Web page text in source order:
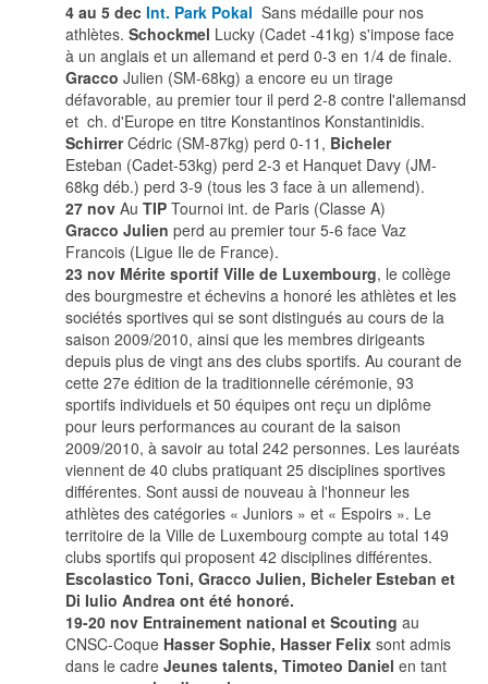
4 au 5 dec Int. Park Pokal Sans médaille pour nos
athlètes. Schockmel Lucky (Cadet -41kg) s'impose face
à un anglais et un allemand et perd 0-3 en 1/4 de finale.
Gracco Julien (SM-68kg) a encore eu un tirage
défavorable, au premier tour il perd 2-8 contre l'allemansd
et ch. d'Europe en titre Konstantinos Konstantinidis.
SchirrerCédric (SM-87kg) perd 0-11, Bicheler
Esteban (Cadet-53kg) perd 2-3 et Hanquet Davy (JM-
68kg déb.) perd 3-9 (tous les 3 face à un allemend).
27 nov Au TIP Tournoi int. de Paris (Classe A)
Gracco Julien perd au premier tour 5-6 face Vaz
Francois (Ligue Ile de France).
23 nov Mérite sportif Ville de Luxembourg, le collège
des bourgmestre et échevins a honoré les athlètes et les
sociétés sportives qui se sont distingués au cours de la
saison 2009/2010, ainsi que les membres dirigeants
depuis plus de vingt ans des clubs sportifs. Au courant de
cette 27e édition de la traditionnelle cérémonie, 93
sportifs individuels et 50 équipes ont reçu un diplôme
pour leurs performances au courant de la saison
2009/2010, à savoir au total 242 personnes. Les lauréats
viennent de 40 clubs pratiquant 25 disciplines sportives
différentes. Sont aussi de nouveau à l'honneur les
athlètes des catégories « Juniors » et « Espoirs ». Le
territoire de la Ville de Luxembourg compte au total 149
clubs sportifs qui proposent 42 disciplines différentes.
Escolastico Toni, Gracco Julien, Bicheler Esteban et
Di Iulio Andrea ont été honoré.
19-20 nov Entrainement national et Scouting au
CNSC-Coque Hasser Sophie, Hasser Felix sont admis
dans le cadre Jeunes talents, Timoteo Daniel en tant